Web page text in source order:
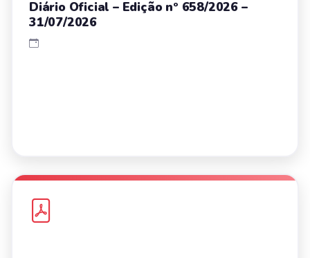
Diário Oficial – Edição nº 658/2026 –
31/07/2026